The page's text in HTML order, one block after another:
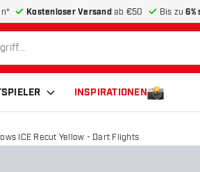
Kostenloser Versandab €50 Bis zu6%
INSPIRATIONEN
ICE Recut Yellow - Dart Flights